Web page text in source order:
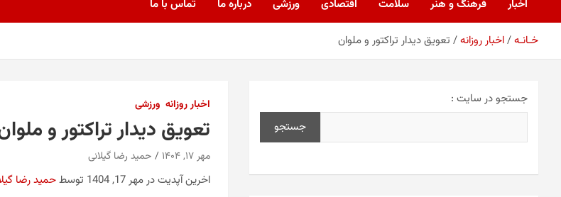
اخبار
فرهنگ و هنر سلامت اقتصادی ورزشی درباره ما تماس با ما
خـانـه اخبار روزانه تعویق دیدار تراکتور و ملوان
اخبار روزانه ورزشی
تعویق دیدار تراکتور و
مهر ۱۷, ۱۴۰۴ حمید رضا گیلانی
اخرین آپدیت در مهر 17, 1404 توسط
حمید رضا
جستجو در سایت :
جستجو